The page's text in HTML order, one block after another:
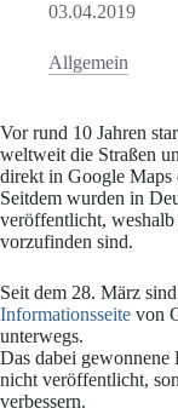
03.04.2019
Allgemein
Vor rund 10 Jahren
weltweit die Straßen
direkt in Google Maps
Seitdem wurden in
veröffentlicht,
vorzufinden sind.
Seit dem 28. März
Informationsseite von
unterwegs.
Das dabei
nicht veröffentlicht,
verbessern.